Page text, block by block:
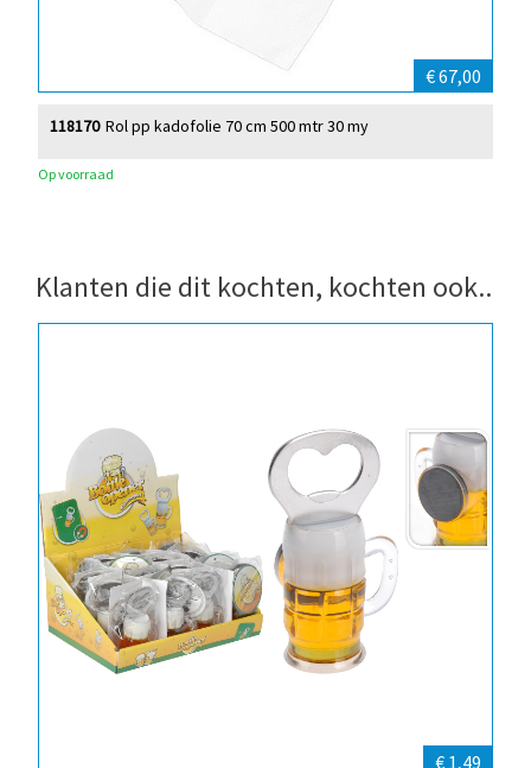
€ 67,00
Rol pp kadofolie 70 cm 500 mtr 30 my
118170
Op voorraad
Klanten die dit kochten, kochten ook..
€ 1,49